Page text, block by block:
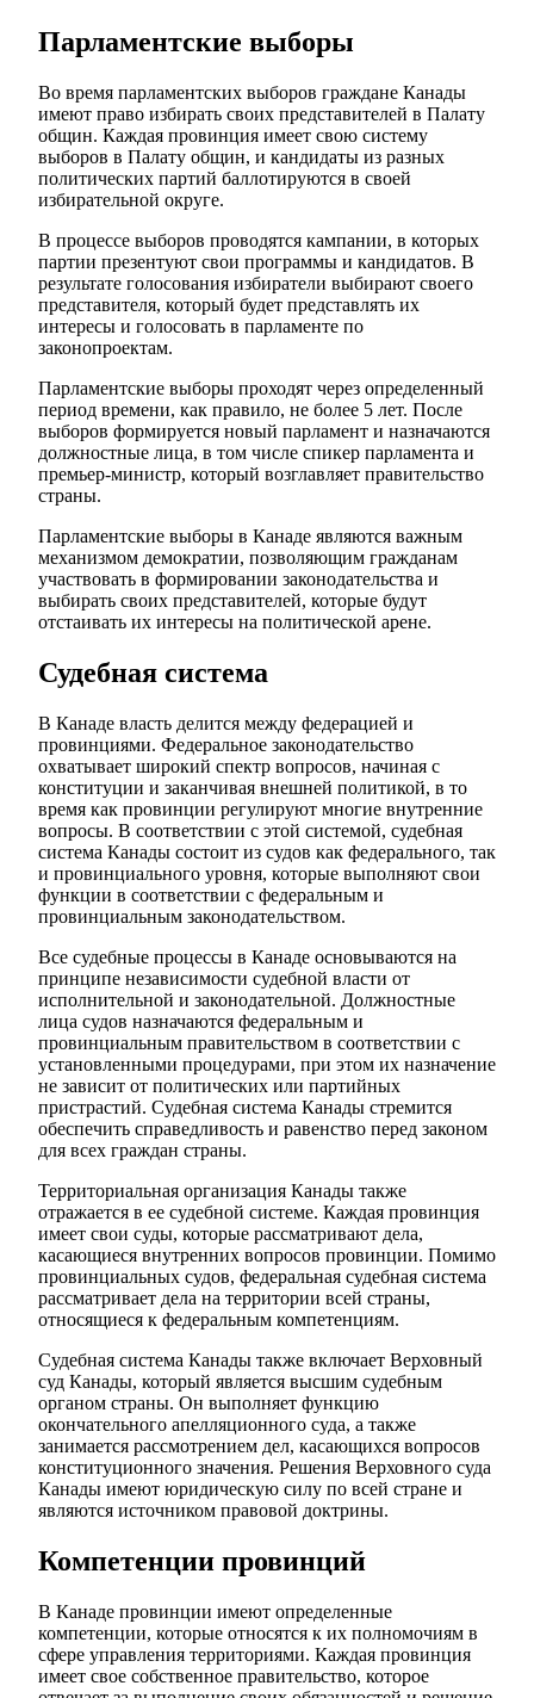
Парламентские выборы
Во время парламентских выборов граждане Канады
имеют право избирать своих представителей в Палату
общин. Каждая провинция имеет свою систему
выборов в Палату общин, и кандидаты из разных
политических партий баллотируются в своей
избирательной округе.
В процессе выборов проводятся кампании, в которых
партии презентуют свои программы и кандидатов. В
результате голосования избиратели выбирают своего
представителя, который будет представлять их
интересы и голосовать в парламенте по
законопроектам.
Парламентские выборы проходят через определенный
период времени, как правило, не более 5 лет. После
выборов формируется новый парламент и назначаются
должностные лица, в том числе спикер парламента и
премьер-министр, который возглавляет правительство
страны.
Парламентские выборы в Канаде являются важным
механизмом демократии, позволяющим гражданам
участвовать в формировании законодательства и
выбирать своих представителей, которые будут
отстаивать их интересы на политической арене.
Судебная система
В Канаде власть делится между федерацией и
провинциями. Федеральное законодательство
охватывает широкий спектр вопросов, начиная с
конституции и заканчивая внешней политикой, в то
время как провинции регулируют многие внутренние
вопросы. В соответствии с этой системой, судебная
система Канады состоит из судов как федерального, так
и провинциального уровня, которые выполняют свои
функции в соответствии с федеральным и
провинциальным законодательством.
Все судебные процессы в Канаде основываются на
принципе независимости судебной власти от
исполнительной и законодательной. Должностные
лица судов назначаются федеральным и
провинциальным правительством в соответствии с
установленными процедурами, при этом их назначение
не зависит от политических или партийных
пристрастий. Судебная система Канады стремится
обеспечить справедливость и равенство перед законом
для всех граждан страны.
Территориальная организация Канады также
отражается в ее судебной системе. Каждая провинция
имеет свои суды, которые рассматривают дела,
касающиеся внутренних вопросов провинции. Помимо
провинциальных судов, федеральная судебная система
рассматривает дела на территории всей страны,
относящиеся к федеральным компетенциям.
Судебная система Канады также включает Верховный
суд Канады, который является высшим судебным
органом страны. Он выполняет функцию
окончательного апелляционного суда, а также
занимается рассмотрением дел, касающихся вопросов
конституционного значения. Решения Верховного суда
Канады имеют юридическую силу по всей стране и
являются источником правовой доктрины.
Компетенции провинций
В Канаде провинции имеют определенные
компетенции, которые относятся к их полномочиям в
сфере управления территориями. Каждая провинция
имеет свое собственное правительство, которое